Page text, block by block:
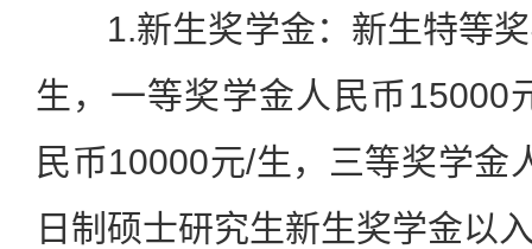
1.新生奖学金：新生特等奖
生，一等奖学金人民币15000
民币10000元/生，三等奖学金
日制硕士研究生新生奖学金以